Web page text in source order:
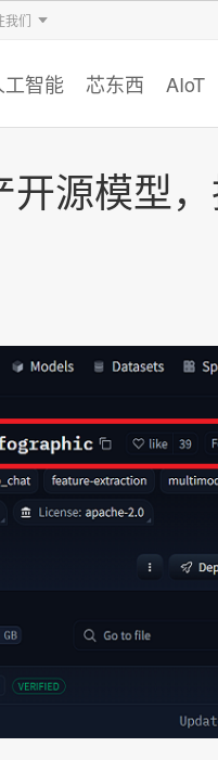
我们
智猩猩
工智能 芯东西 AIoT
源模型